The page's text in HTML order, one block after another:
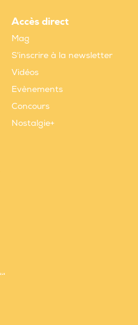
Accès direct
Mag
S'inscrire à la newsletter
Vidéos
Evènements
Concours
Nostalgie+